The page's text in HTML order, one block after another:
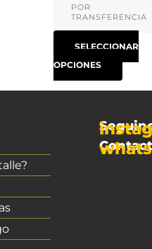
POR
TRANSFERENCIA
SELECCIONAR
OPCIONES